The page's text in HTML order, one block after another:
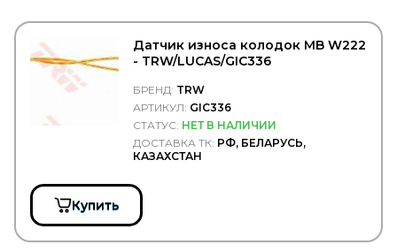
RIVAL
ROADHOUSE
Rock Force
ROKINGER
RoS&B
Rubbolite
RUBENA
RUNWAY
RUVILLE
Датчик износа колодок MB W222
- TRW/LUCAS/GIC336
БРЕНД: TRW
АРТИКУЛ: GIC336
СТАТУС: НЕТ В НАЛИЧИИ
ДОСТАВКА ТК: РФ, БЕЛАРУСЬ,
КАЗАХСТАН
Купить